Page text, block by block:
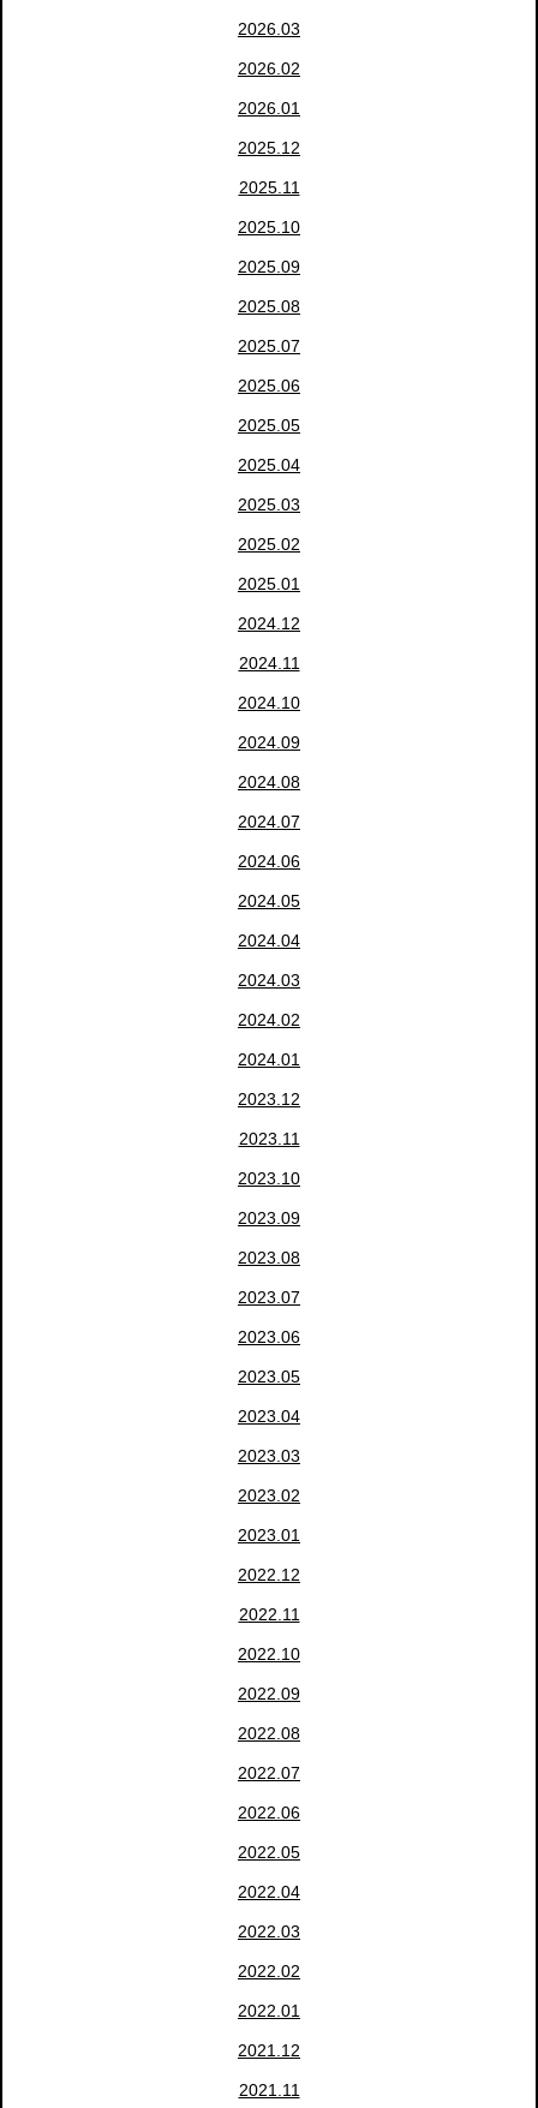
2026.03
2026.02
2026.01
2025.12
2025.11
2025.10
2025.09
2025.08
2025.07
2025.06
2025.05
2025.04
2025.03
2025.02
2025.01
2024.12
2024.11
2024.10
2024.09
2024.08
2024.07
2024.06
2024.05
2024.04
2024.03
2024.02
2024.01
2023.12
2023.11
2023.10
2023.09
2023.08
2023.07
2023.06
2023.05
2023.04
2023.03
2023.02
2023.01
2022.12
2022.11
2022.10
2022.09
2022.08
2022.07
2022.06
2022.05
2022.04
2022.03
2022.02
2022.01
2021.12
2021.11